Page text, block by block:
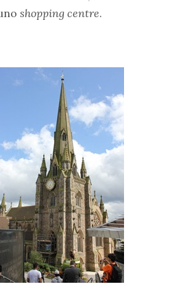
shopping centre.